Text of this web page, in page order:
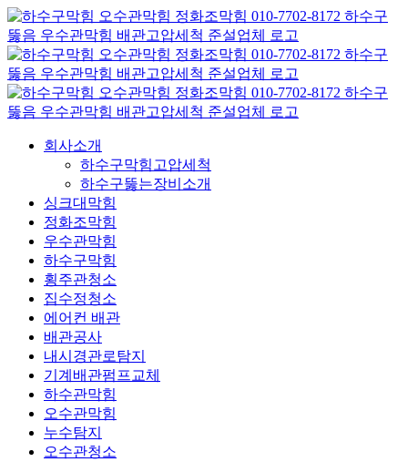
콘
텐
츠
로
건
너
회사소개
하수구막힘고압세척
하수구뚫는장비소개
싱크대막힘
정화조막힘
우수관막힘
하수구막힘
횡주관청소
집수정청소
에어컨 배관
배관공사
내시경관로탐지
기계배관펌프교체
하수관막힘
오수관막힘
누수탐지
오수관청소